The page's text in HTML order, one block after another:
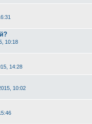
10:18
14:28
10:02